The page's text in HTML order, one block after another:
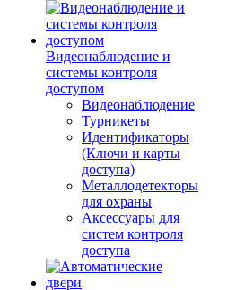
Видеонаблюдение и
системы контроля
доступом
Видеонаблюдение
Турникеты
Идентификаторы
(Ключи и карты
доступа)
Металлодетекторы
для охраны
Аксессуары для
систем контроля
доступа